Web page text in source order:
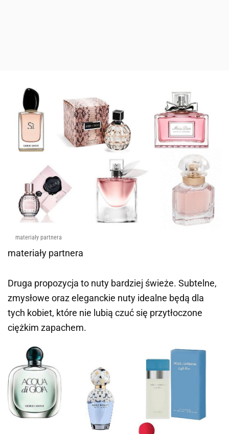
materiały partnera
materiały partnera
Druga propozycja to nuty bardziej świeże. Subtelne,
zmysłowe oraz eleganckie nuty idealne będą dla
tych kobiet, które nie lubią czuć się przytłoczone
ciężkim zapachem.